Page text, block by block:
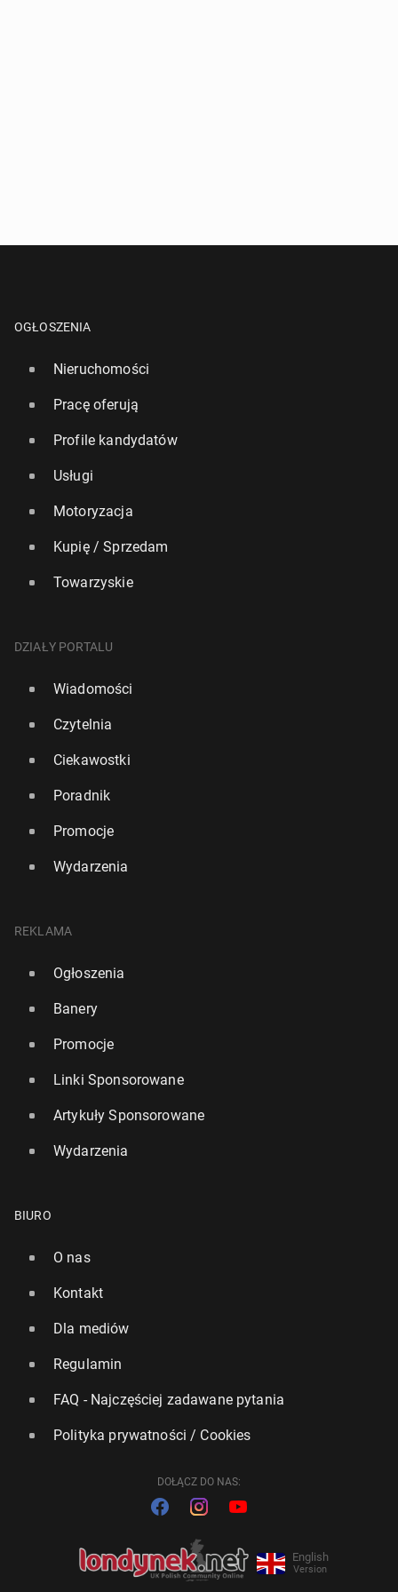
Świątek nadal ósma
20 lipca, 12:30
Maj­chrza­ka, Świątek na 8. miejscu
13 lipca, 15:30
OGŁOSZENIA
Nieruchomości
Pracę oferują
Profile kandydatów
Usługi
Motoryzacja
Kupię / Sprzedam
Towarzyskie
DZIAŁY PORTALU
Wiadomości
Czytelnia
Ciekawostki
Poradnik
Promocje
Wydarzenia
REKLAMA
Ogłoszenia
Banery
Promocje
Linki Sponsorowane
Artykuły Sponsorowane
Wydarzenia
BIURO
O nas
Kontakt
Dla mediów
Regulamin
FAQ - Najczęściej zadawane pytania
Polityka prywatności / Cookies
DOŁĄCZ DO NAS:
English
Version